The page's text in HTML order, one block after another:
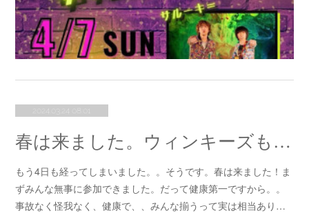
2024.03.24 08:01
春は来ました。ウィンキーズも来ました。
もう4日も経ってしまいました。。そうです。春は来ました！ま
ずみんな無事に参加できました。だって健康第一ですから。。
事故なく怪我なく、健康で、、みんな揃うって実は相当あり…